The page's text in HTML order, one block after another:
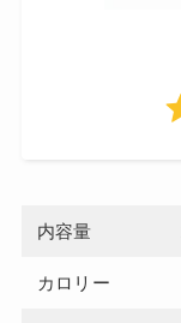
内容量
カロリー